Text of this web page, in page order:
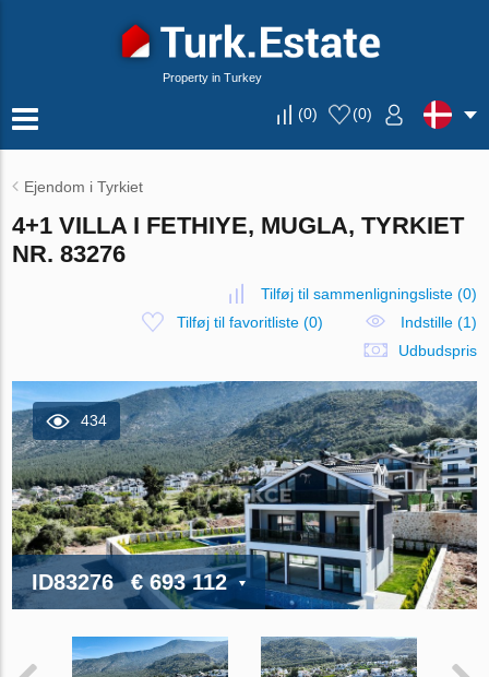
Property in Turkey
(0) (0)
Ejendom i Tyrkiet
4+1 VILLA I FETHIYE, MUGLA, TYRKIET
NR. 83276
Tilføj til sammenligningsliste(0)
Tilføj til favoritliste (0)
Indstille (1)
Udbudspris
434
ID83276 € 693 112